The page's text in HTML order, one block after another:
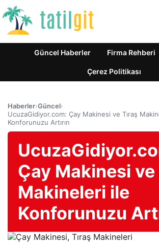
Güncel Haberler Firma Rehberi
Çerez Politikası
Haberler›Güncel›
UcuzaGidiyor.com: Çay Makinesi ve Tıraş
Konforunuzu Artırın
Çay Makinesi ve
Makineleri ile
Konforunuzu